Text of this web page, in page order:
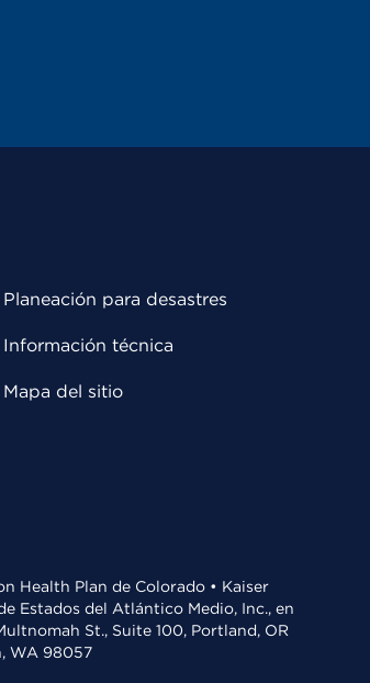
Planeación para desastres
Información técnica
Mapa del sitio
Health Plan de Colorado • Kaiser
Estados del Atlántico Medio, Inc., en
St., Suite 100, Portland, OR
WA 98057